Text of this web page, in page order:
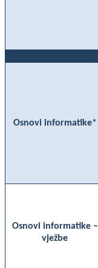
Osnovi informatike*
Osnovi informatike –
vježbe